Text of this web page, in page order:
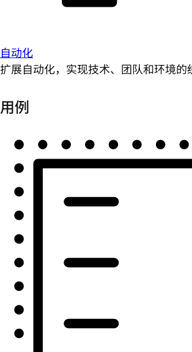
自动化
扩展自动化，实现技术、团队和环境的
用例